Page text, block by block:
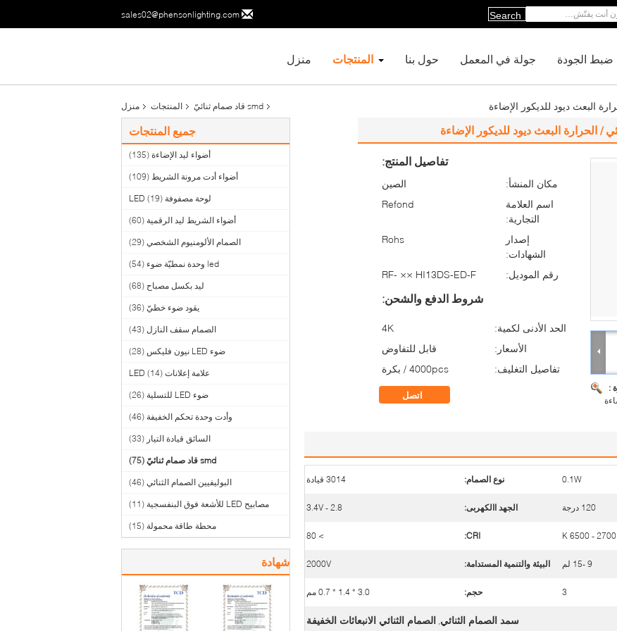
sales02@phensonlighting.com Search
منزل المنتجات حول بنا جولة في المعمل ضبط الجودة
منزل المنتجات smd قاد صمام ثنائيّ
جميع المنتجات
أضواء ليد الإضاءة (135)
أضواء أدت مرونة الشريط (109)
لوحة مصفوفة LED (19)
أضواء الشريط ليد الرقمية (60)
الصمام الألومنيوم الشخصي (29)
led وحدة نمطيّة ضوء (54)
ليد بكسل مصباح (68)
يقود ضوء خطيّ (36)
الصمام سقف النازل (43)
ضوء LED نيون فليكس (28)
علامة إعلانات LED (14)
ضوء LED للتسلية (26)
وأدت وحدة تحكم الخفيفة (46)
السائق قيادة التيار (33)
smd قاد صمام ثنائيّ (75)
البوليفيين الصمام الثنائي (46)
مصابيح LED للأشعة فوق البنفسجية (11)
محطة طاقة محمولة (15)
شهادة
:
تفاصيل المنتج:
مكان المنشأ:
الصين
اسم العلامة
التجارية:
Refond
إصدار
الشهادات:
Rohs
رقم الموديل: RF- ×× HI13DS-ED-F
شروط الدفع والشحن:
الحد الأدنى لكمية:
4K
الأسعار:
قابل للتفاوض
تفاصيل التغليف:
4000pcs / بكرة
اتصل
0.1W نوع الصمام: 3014 قيادة
120 درجة الجهد االكهربى: 2.8 - 3.4V
2700 - 6500 K
CRI:
> 80
9 -15 لم البيئة والتنمية المستدامة: 2000V
3 حجم: 3.0 * 1.4 * 0.7 مم
سمد الصمام الثنائي, الصمام الثنائي الانبعاثات الخفيفة